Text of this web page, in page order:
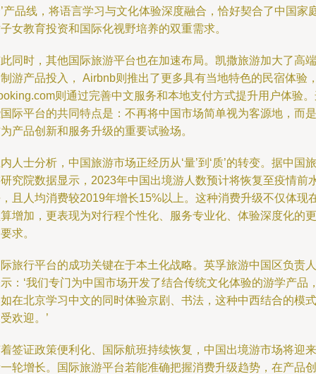
产品线，将语言学习与文化体验深度融合，恰好契合了中国家
女教育投资和国际化视野培养的双重需求。
同时，其他国际旅游平台也在加速布局。凯撒旅游加大了高端
游产品投入， Airbnb则推出了更多具有当地特色的民宿体验
则通过完善中文服务和本地支付方式提升用户体验
际平台的共同特点是：不再将中国市场简单视为客源地，而是
产品创新和服务升级的重要试验场。
人士分析，中国旅游市场正经历从‘量’到‘质’的转变。据中国旅
究院数据显示，2023年中国出境游人数预计将恢复至疫情前
且人均消费较2019年增长15%以上。这种消费升级不仅体现
增加，更表现为对行程个性化、服务专业化、体验深度化的更
求。
旅行平台的成功关键在于本土化战略。英孚旅游中国区负责人
：‘我们专门为中国市场开发了结合传统文化体验的游学产品
在北京学习中文的同时体验京剧、书法，这种中西结合的模式
欢迎。’
签证政策便利化、国际航班持续恢复，中国出境游市场将迎来
轮增长。国际旅游平台若能准确把握消费升级趋势，在产品创